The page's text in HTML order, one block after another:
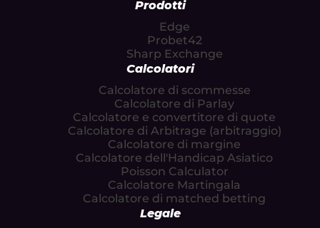
Prodotti
Edge
Probet42
Sharp Exchange
Calcolatori
Calcolatore di scommesse
Calcolatore di Parlay
Calcolatore e convertitore di quote
Calcolatore di Arbitrage (arbitraggio)
Calcolatore di margine
Calcolatore dell'Handicap Asiatico
Poisson Calculator
Calcolatore Martingala
Calcolatore di matched betting
Legale